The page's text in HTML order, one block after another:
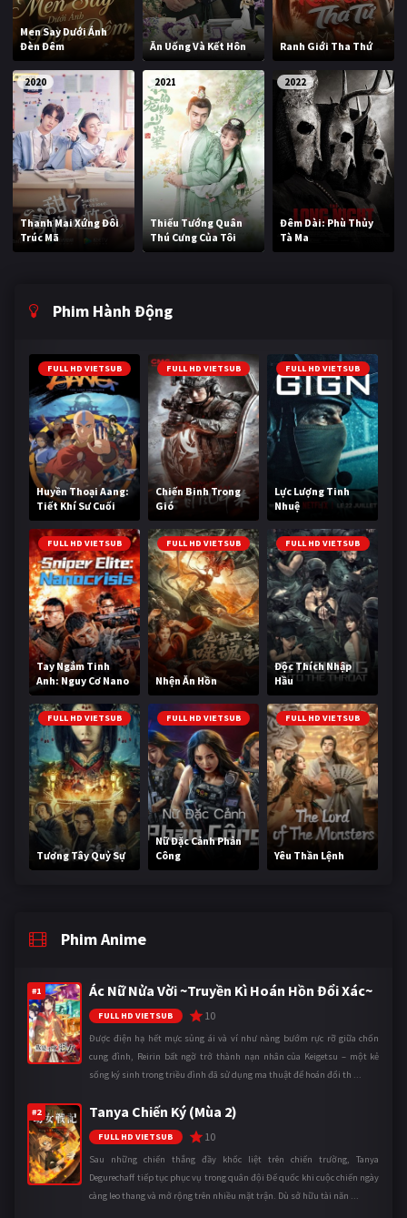
Men Say Dưới Ánh
Đèn Đêm
Ăn Uống Và Kết Hôn Ranh Giới Tha Thứ
2020
Thanh Mai Xứng Đôi
Trúc Mã
2021
Thiếu Tướng Quân
Thú Cưng Của Tôi
2022
Đêm Dài: Phù Thủy
Tà Ma
Phim Hành Động
FULL HD VIETSUB
Huyền Thoại Aang:
Tiết Khí Sư Cuối
Cùng
FULL HD VIETSUB
Chiến Binh Trong
Gió
FULL HD VIETSUB
Lực Lượng Tinh
Nhuệ
FULL HD VIETSUB
Tay Ngắm Tinh
Anh: Nguy Cơ Nano
FULL HD VIETSUB
Nhện Ăn Hồn
FULL HD VIETSUB
Độc Thích Nhập
Hầu
FULL HD VIETSUB
Tương Tây Quỷ Sự
FULL HD VIETSUB
Nữ Đặc Cảnh Phản
Công
FULL HD VIETSUB
Yêu Thần Lệnh
Phim Anime
#1 Ác Nữ Nửa Vời ~Truyền Kì Hoán Hồn Đổi Xác~
FULL HD VIETSUB 10
Được điện hạ hết mực sủng ái và ví như nàng bướm rực rỡ giữa chốn
cung đình, Reirin bất ngờ trở thành nạn nhân của Keigetsu – một kẻ
sống ký sinh trong triều đình đã sử dụng ma thuật để hoán đổi th ...
#2 Tanya Chiến Ký (Mùa 2)
FULL HD VIETSUB 10
Sau những chiến thắng đầy khốc liệt trên chiến trường, Tanya
Degurechaff tiếp tục phục vụ trong quân đội Đế quốc khi cuộc chiến ngày
càng leo thang và mở rộng trên nhiều mặt trận. Dù sở hữu tài năn ...